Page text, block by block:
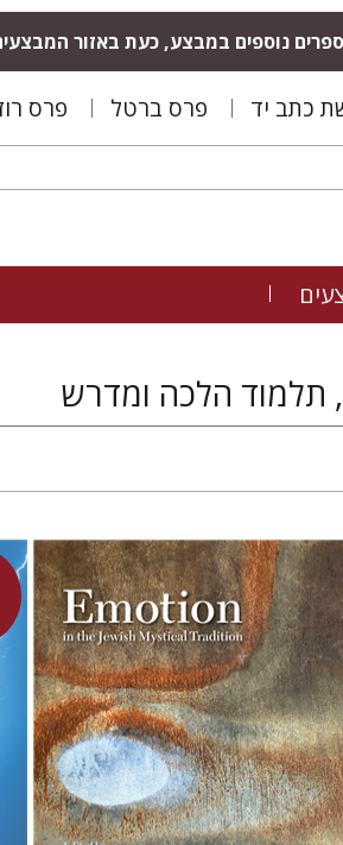
נוספים במבצע, כעת באזור
כתב יד פרס ברטל פרס
תלמוד הלכה ומדרש
רות קרא-איוונוב קניאל
ג'ואל
הקר
לורנס פיין